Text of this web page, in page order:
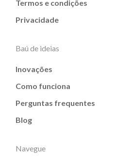
Termos e condições
Privacidade
Baú de ideias
Inovações
Como funciona
Perguntas frequentes
Blog
Navegue